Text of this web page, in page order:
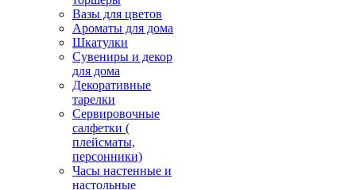
Вазы для цветов
Ароматы для дома
Шкатулки
Сувениры и декор
для дома
Декоративные
тарелки
Сервировочные
салфетки (
плейсматы,
персонники)
Часы настенные и
настольные